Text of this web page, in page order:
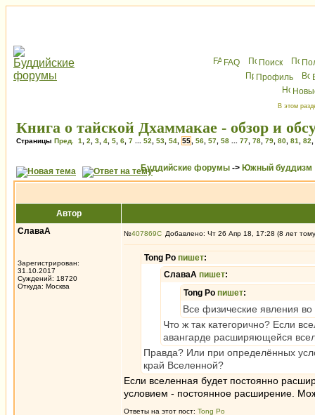
FAQ Поиск
Профиль
В этом
Книга о тайской Дхаммакае - обзор и
Страницы Пред. 1 2 3 4 5 6 7 52 53 54 55 56 57 58 77 78 79 80 81 82
Буддийские форумы -> Южный буддизм
Автор
СлаваА
Зарегистрирован:
31.10.2017
Суждений: 18720
Откуда: Москва
№407869 Добавлено: Чт 26 Апр 18, 17:28 (8 лет
Tong Po пишет:
СлаваА пишет:
Tong Po пишет:
Все физические явления
Что ж так категорично? Если
авангарде расширяющейся
Правда? Или при определённых
край Вселенной?
Если вселенная будет постоянно
условием - постоянное расширение.
Ответы на этот пост: Tong Po